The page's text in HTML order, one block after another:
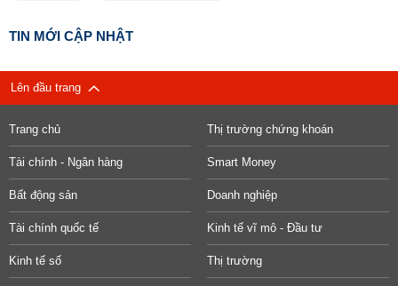
TIN MỚI CẬP NHẬT
Lên đầu trang
Trang chủ Thị trường chứng khoán
Tài chính - Ngân hàng Smart Money
Bất động sản Doanh nghiệp
Tài chính quốc tế Kinh tế vĩ mô - Đầu tư
Kinh tế số Thị trường